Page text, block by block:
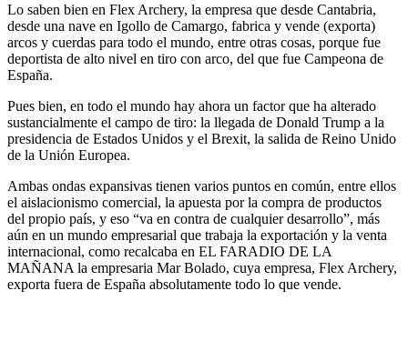
Lo saben bien en Flex Archery, la empresa que desde Cantabria,
desde una nave en Igollo de Camargo, fabrica y vende (exporta)
arcos y cuerdas para todo el mundo, entre otras cosas, porque fue
deportista de alto nivel en tiro con arco, del que fue Campeona de
España.
Pues bien, en todo el mundo hay ahora un factor que ha alterado
sustancialmente el campo de tiro: la llegada de Donald Trump a la
presidencia de Estados Unidos y el Brexit, la salida de Reino Unido
de la Unión Europea.
Ambas ondas expansivas tienen varios puntos en común, entre ellos
el aislacionismo comercial, la apuesta por la compra de productos
del propio país, y eso “va en contra de cualquier desarrollo”, más
aún en un mundo empresarial que trabaja la exportación y la venta
internacional, como recalcaba en EL FARADIO DE LA
MAÑANA la empresaria Mar Bolado, cuya empresa, Flex Archery,
exporta fuera de España absolutamente todo lo que vende.